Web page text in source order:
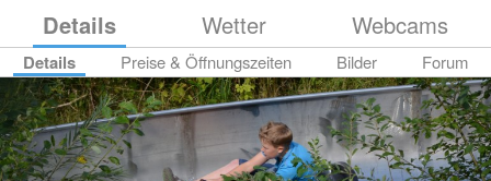
Details Wetter Webcams
Details Preise & Öffnungszeiten Bilder Forum